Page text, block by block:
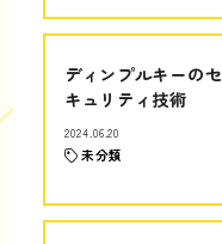
ディンプルキーのセ
キュリティ技術
2024.06.20
未分類